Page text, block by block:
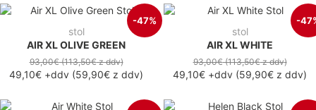
-47%
stol
AIR XL OLIVE GREEN
93,00€(113,50€z ddv)
49,10€ +ddv (59,90€ z ddv)
-
stol
AIR XL WHITE
93,00€(113,50€z ddv)
49,10€ +ddv (59,90€ z ddv)